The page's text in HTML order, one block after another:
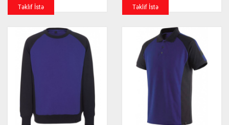
Təklif İstə Təklif İstə